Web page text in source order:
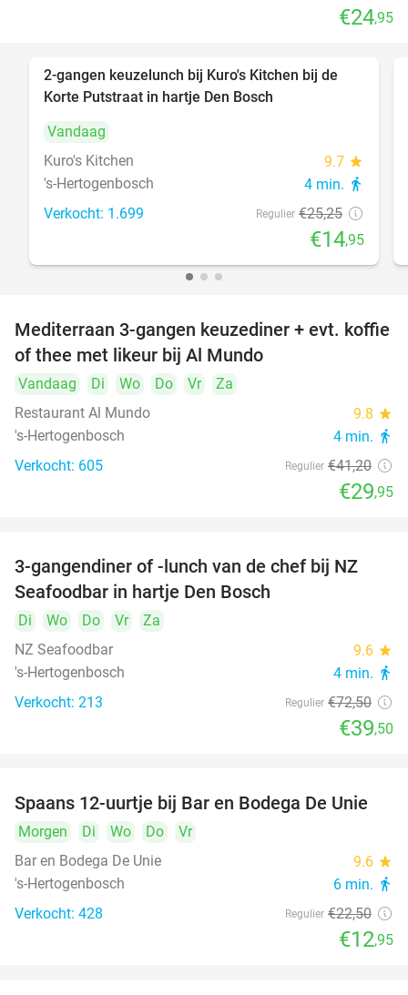
€24,95
2-gangen keuzelunch bij Kuro's Kitchen bij de
Korte Putstraat in hartje Den Bosch
Vandaag
Kuro's Kitchen
9.7 star
's-Hertogenbosch 4 min. directions_walk
Verkocht: 1.699 Regulier €25,25
€14,95
27%
Mediterraan 3-gangen keuzediner + evt. koffie
of thee met likeur bij Al Mundo
Vandaag Di Wo Do Vr
Za
Restaurant Al Mundo
9.8 star
's-Hertogenbosch 4 min. directions_walk
Verkocht: 605 Regulier €41,20
€29,95
46%
3-gangendiner of -lunch van de chef bij NZ
Seafoodbar in hartje Den Bosch
Di Wo Do Vr
Za
NZ Seafoodbar
9.6 star
's-Hertogenbosch 4 min. directions_walk
Verkocht: 213 Regulier €72,50
€39,50
42%
Spaans 12-uurtje bij Bar en Bodega De Unie
Morgen Di Wo Do
Vr
Bar en Bodega De Unie
9.6 star
's-Hertogenbosch 6 min. directions_walk
Verkocht: 428 Regulier €22,50
€12,95